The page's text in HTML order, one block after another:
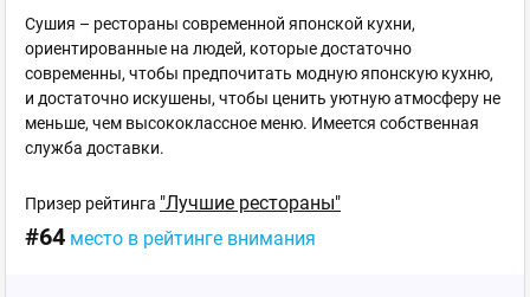
Сушия – рестораны современной японской кухни,
ориентированные на людей, которые достаточно
современны, чтобы предпочитать модную японскую кухню,
и достаточно искушены, чтобы ценить уютную атмосферу не
меньше, чем высококлассное меню. Имеется собственная
служба доставки.
Призер рейтинга "Лучшие рестораны"
#64 место в рейтинге внимания